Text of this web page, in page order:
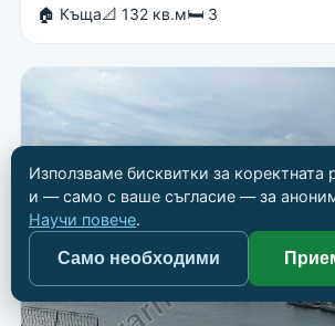
🏠 Къща📐 132 кв.м🛏 3
Използваме бисквитки за коректната
и — само с ваше съгласие — за
Научи повече.
Само необходими